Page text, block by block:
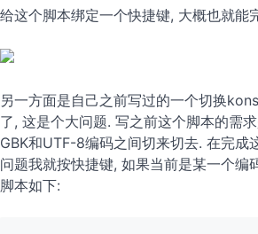
给这个脚本绑定一个快捷键, 大概也就能
另一方面是自己之前写过的一个切换
了, 这是个大问题. 写之前这个脚本的需
GBK和UTF-8编码之间切来切去. 在完成
问题我就按快捷键, 如果当前是某一个编
脚本如下: